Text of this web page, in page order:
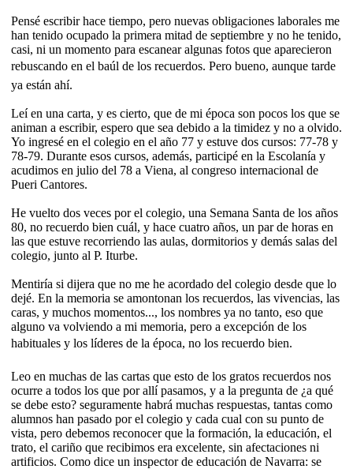
Pensé escribir hace tiempo, pero nuevas obligaciones laborales me
han tenido ocupado la primera mitad de septiembre y no he tenido,
casi, ni un momento para escanear algunas fotos que aparecieron
rebuscando en el baúl de los recuerdos. Pero bueno, aunque tarde
ya están ahí.
Leí en una carta, y es cierto, que de mi época son pocos los que se
animan a escribir, espero que sea debido a la timidez y no a olvido.
Yo ingresé en el colegio en el año 77 y estuve dos cursos: 77-78 y
78-79. Durante esos cursos, además, participé en la Escolanía y
acudimos en julio del 78 a Viena, al congreso internacional de
Pueri Cantores.
He vuelto dos veces por el colegio, una Semana Santa de los años
80, no recuerdo bien cuál, y hace cuatro años, un par de horas en
las que estuve recorriendo las aulas, dormitorios y demás salas del
colegio, junto al P. Iturbe.
Mentiría si dijera que no me he acordado del colegio desde que lo
dejé. En la memoria se amontonan los recuerdos, las vivencias, las
caras, y muchos momentos..., los nombres ya no tanto, eso que
alguno va volviendo a mi memoria, pero a excepción de los
habituales y los líderes de la época, no los recuerdo bien.
Leo en muchas de las cartas que esto de los gratos recuerdos nos
ocurre a todos los que por allí pasamos, y a la pregunta de ¿a qué
se debe esto? seguramente habrá muchas respuestas, tantas como
alumnos han pasado por el colegio y cada cual con su punto de
vista, pero debemos reconocer que la formación, la educación, el
trato, el cariño que recibimos era excelente, sin afectaciones ni
artificios. Como dice un inspector de educación de Navarra: se